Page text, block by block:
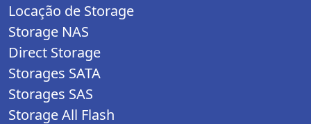
Locação de Storage
Storage NAS
Direct Storage
Storages SATA
Storages SAS
Storage All Flash